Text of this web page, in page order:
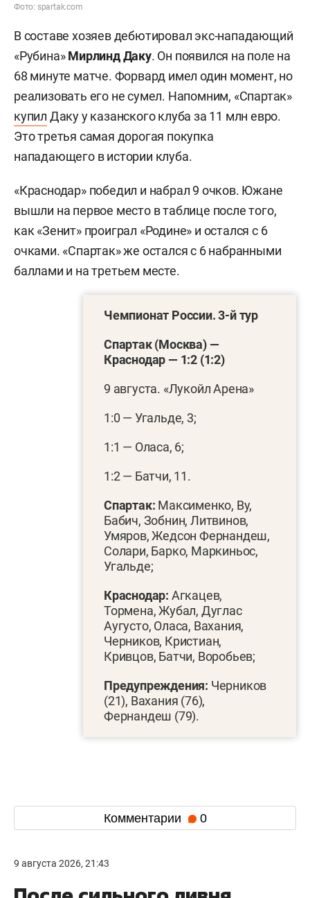
Фото: spartak.com
В составе хозяев дебютировал экс-нападающий
«Рубина»Мирлинд Даку. Он появился на поле на
68 минуте матче. Форвард имел один момент, но
реализовать его не сумел. Напомним, «Спартак»
купил Даку у казанского клуба за 11 млн евро.
Это третья самая дорогая покупка
нападающего в истории клуба.
«Краснодар» победил и набрал 9 очков. Южане
вышли на первое место в таблице после того,
как «Зенит» проиграл «Родине» и остался с 6
очками. «Спартак» же остался с 6 набранными
баллами и на третьем месте.
Чемпионат России. 3-й тур
Спартак (Москва) —
Краснодар — 1:2 (1:2)
9 августа. «Лукойл Арена»
1:0 — Угальде, 3;
1:1 — Оласа, 6;
1:2 — Батчи, 11.
Спартак: Максименко, Ву,
Бабич, Зобнин, Литвинов,
Умяров, Жедсон Фернандеш,
Солари, Барко, Маркиньос,
Угальде;
Краснодар: Агкацев,
Тормена, Жубал, Дуглас
Аугусто, Оласа, Вахания,
Черников, Кристиан,
Кривцов, Батчи, Воробьев;
Предупреждения: Черников
(21), Вахания (76),
Фернандеш (79).
Комментарии 0
9 августа 2026, 21:43